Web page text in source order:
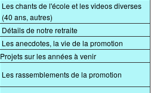
Les chants de l'école et les videos diverses
(40 ans, autres)
Détails de notre retraite
Les anecdotes, la vie de la promotion
Projets sur les années à venir
Les rassemblements de la promotion